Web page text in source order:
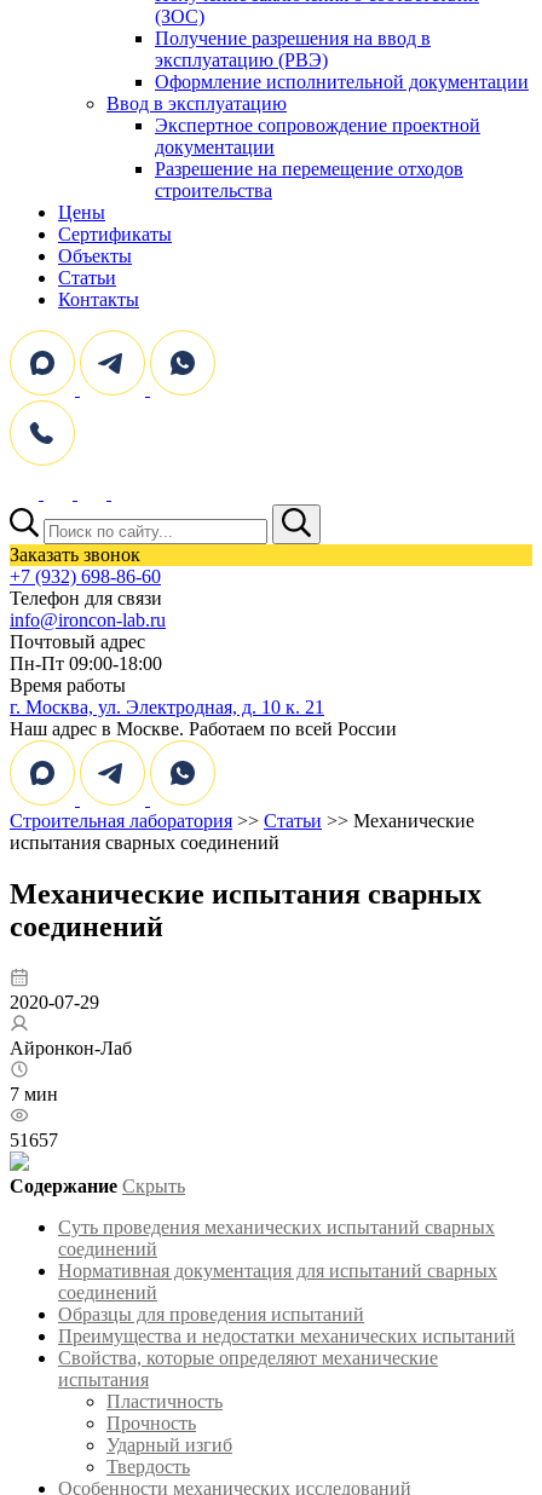
(ЗОС)
Получение разрешения на ввод в
эксплуатацию (РВЭ)
Оформление исполнительной документации
Ввод в эксплуатацию
Экспертное сопровождение проектной
документации
Разрешение на перемещение отходов
строительства
Цены
Сертификаты
Объекты
Статьи
Контакты
Заказать звонок
+7 (932) 698-86-60
Телефон для связи
info@ironcon-lab.ru
Почтовый адрес
Пн-Пт 09:00-18:00
Время работы
г. Москва, ул. Электродная, д. 10 к. 21
Наш адрес в Москве. Работаем по всей России
Строительная лаборатория >> Статьи >> Механические
испытания сварных соединений
Механические испытания сварных
соединений
2020-07-29
Айронкон-Лаб
7 мин
51657
Содержание Скрыть
Суть проведения механических испытаний сварных
соединений
Нормативная документация для испытаний сварных
соединений
Образцы для проведения испытаний
Преимущества и недостатки механических испытаний
Свойства, которые определяют механические
испытания
Пластичность
Прочность
Ударный изгиб
Твердость
Особенности механических исследований